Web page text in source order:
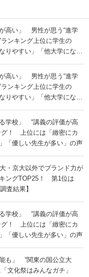
高い」 男性が思う“進学
ンキング上位に学生の
りやすい」「他大学にない
高い」 男性が思う“進学
ンキング上位に学生の
りやすい」「他大学にない
学校」 “講義の評価が高
グ！ 上位には「緻密にカ
「優しい先生が多い」の声
・京大以外でブランド力が
ングTOP25！ 第1位は
査結果】
学校」 “講義の評価が高
グ！ 上位には「緻密にカ
「優しい先生が多い」の声
も」 “関東の国公立大
文化祭はみんなガチ」